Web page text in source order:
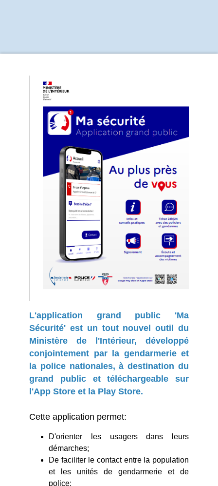
L'application grand public 'Ma
Sécurité' est un tout nouvel outil du
Ministère de l'Intérieur, développé
conjointement par la gendarmerie et
la police nationales, à destination du
grand public et téléchargeable sur
l'App Store et la Play Store.
Cette application permet:
D'orienter les usagers dans leurs
démarches;
De faciliter le contact entre la population
et les unités de gendarmerie et de
police;